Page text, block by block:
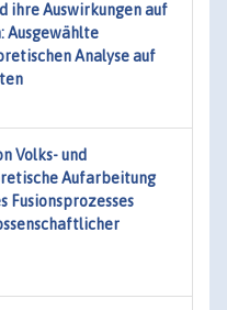
ihre Auswirkungen auf
Ausgewählte
Analyse auf
Volks- und
Aufarbeitung
Fusionsprozesses